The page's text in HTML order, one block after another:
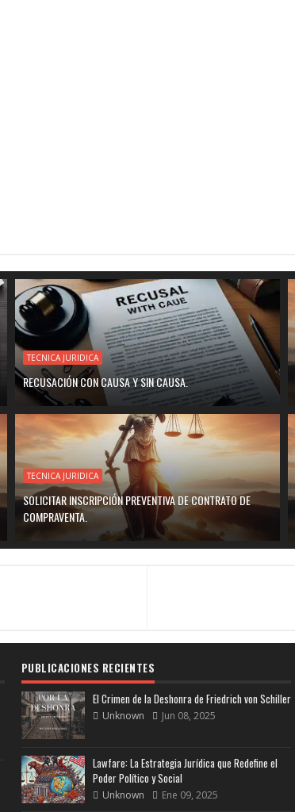
TECNICA JURIDICA
RECUSACIÓN CON CAUSA Y SIN CAUSA.
TECNICA JURIDICA
SOLICITAR INSCRIPCIÓN PREVENTIVA DE CONTRATO DE
COMPRAVENTA.
PUBLICACIONES RECIENTES
El Crimen de la Deshonra de Friedrich von Schiller
Unknown Jun 08, 2025
Lawfare: La Estrategia Jurídica que Redefine el
Poder Político y Social
Unknown Ene 09, 2025